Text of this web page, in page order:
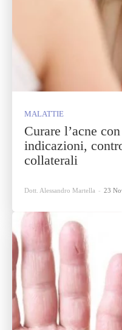
MALATTIE
Curare l’acne
indicazioni,
collaterali
Dott. Alessandro Martella - 23